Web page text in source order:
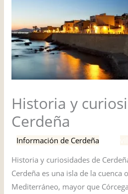
Historia y
Cerdeña
Información de Cerdeña
Historia y curiosidades de
Cerdeña es una isla de la cuenca
Mediterráneo, mayor que